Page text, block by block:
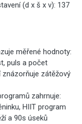
(d x š x v): 137
měřené hodnoty:
puls a počet
znázorňuje zátěžový
zahrnuje:
HIIT program
a 90s úseků